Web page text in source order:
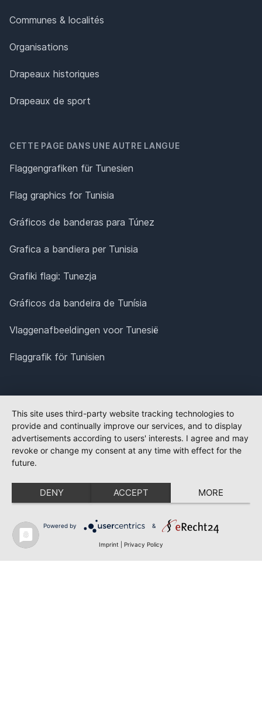
Communes & localités
Organisations
Drapeaux historiques
Drapeaux de sport
CETTE PAGE DANS UNE AUTRE LANGUE
Flaggengrafiken für Tunesien
Flag graphics for Tunisia
Gráficos de banderas para Túnez
Grafica a bandiera per Tunisia
Grafiki flagi: Tunezja
Gráficos da bandeira de Tunísia
Vlaggenafbeeldingen voor Tunesië
Flaggrafik för Tunisien
This site uses third-party website tracking technologies to
provide and continually improve our services, and to display
advertisements according to users' interests. I agree and may
revoke or change my consent at any time with effect for the
future.
DENY ACCEPT MORE
Powered by &
Imprint Privacy Policy